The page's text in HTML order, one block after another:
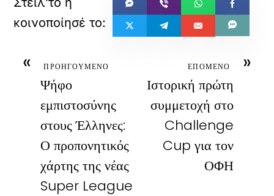
« ΠΡΟΗΓΟΥΜΕΝΟ
Ψήφο
εμπιστοσύνης
στους Έλληνες:
Ο προπονητικός
χάρτης της νέας
Super League
»
ΕΠΟΜΕΝΟ
Ιστορική πρώτη
συμμετοχή στο
Challenge
Cup για τον
ΟΦΗ